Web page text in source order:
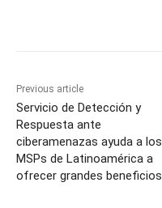
Previous article
Servicio de Detección y
Respuesta ante
ciberamenazas ayuda a los
MSPs de Latinoamérica a
ofrecer grandes beneficios